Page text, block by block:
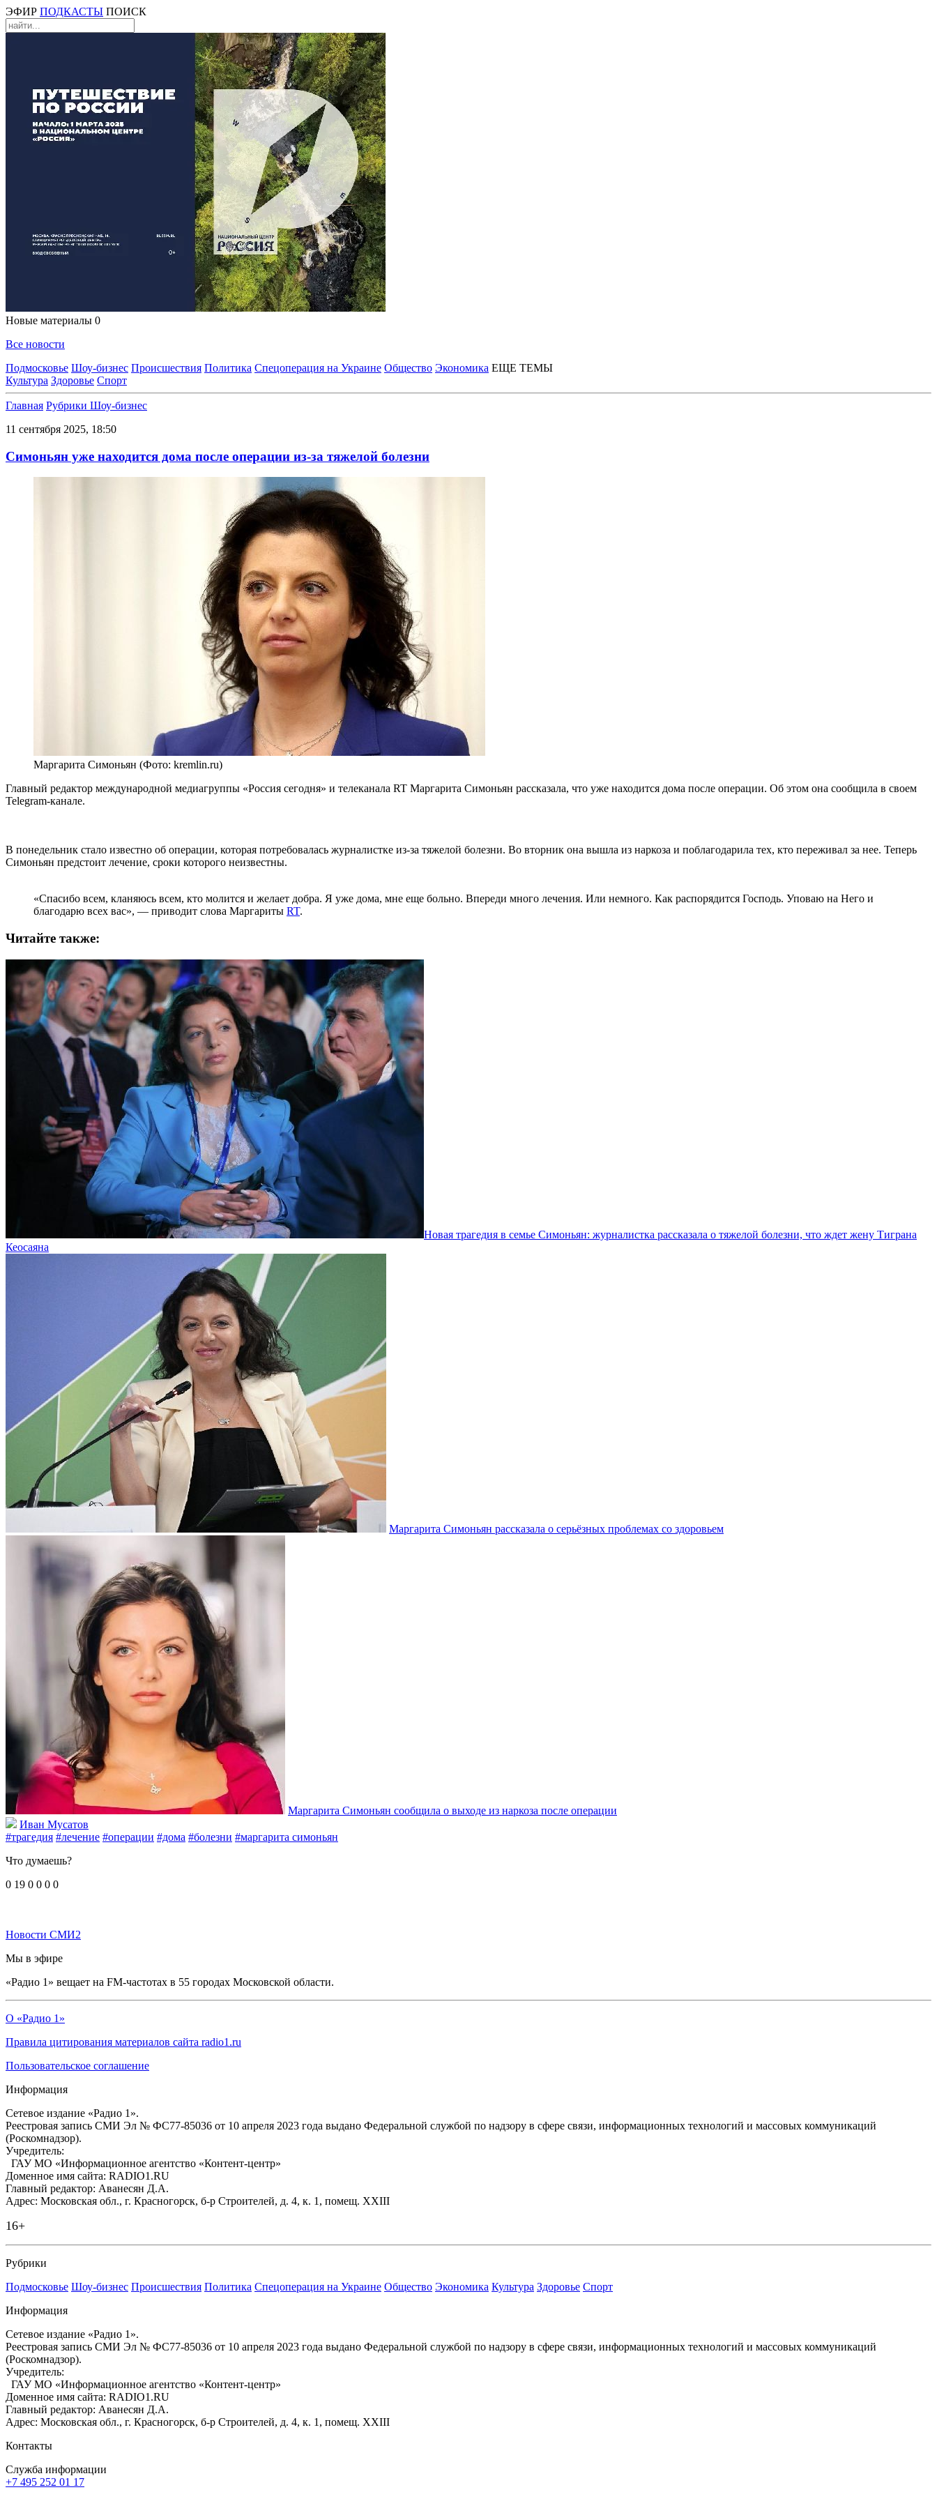
ЭФИР ПОДКАСТЫ ПОИСК
Новые материалы 0
Все новости
Подмосковье Шоу-бизнес Происшествия Политика Спецоперация на Украине Общество Экономика ЕЩЕ ТЕМЫ
Культура Здоровье Спорт
Главная Рубрики Шоу-бизнес
11 сентября 2025, 18:50
Симоньян уже находится дома после операции из-за тяжелой болезни
Маргарита Симоньян (Фото: kremlin.ru)
Главный редактор международной медиагруппы «Россия сегодня» и телеканала RT Маргарита Симоньян рассказала, что уже находится дома после операции. Об этом она сообщила в своем
Telegram-канале.
В понедельник стало известно об операции, которая потребовалась журналистке из-за тяжелой болезни. Во вторник она вышла из наркоза и поблагодарила тех, кто переживал за нее. Теперь
Симоньян предстоит лечение, сроки которого неизвестны.
«Спасибо всем, кланяюсь всем, кто молится и желает добра. Я уже дома, мне еще больно. Впереди много лечения. Или немного. Как распорядится Господь. Уповаю на Него и
благодарю всех вас», — приводит слова Маргариты RT.
Читайте также:
Новая трагедия в семье Симоньян: журналистка рассказала о тяжелой болезни, что ждет жену Тиграна
Кеосаяна
Маргарита Симоньян рассказала о серьёзных проблемах со здоровьем
Маргарита Симоньян сообщила о выходе из наркоза после операции
Иван Мусатов
#трагедия #лечение #операции #дома #болезни #маргарита симоньян
Что думаешь?
0 19 0 0 0 0
Новости СМИ2
Мы в эфире
«Радио 1» вещает на FM-частотах в 55 городах Московской области.
О «Радио 1»
Правила цитирования материалов сайта radio1.ru
Пользовательское соглашение
Информация
Сетевое издание «Радио 1».
Реестровая запись СМИ Эл № ФС77-85036 от 10 апреля 2023 года выдано Федеральной службой по надзору в сфере связи, информационных технологий и массовых коммуникаций
(Роскомнадзор).
Учредитель:
ГАУ МО «Информационное агентство «Контент-центр»
Доменное имя сайта: RADIO1.RU
Главный редактор: Аванесян Д.А.
Адрес: Московская обл., г. Красногорск, б-р Строителей, д. 4, к. 1, помещ. XXIII
16+
Рубрики
Подмосковье Шоу-бизнес Происшествия Политика Спецоперация на Украине Общество Экономика Культура Здоровье Спорт
Информация
Сетевое издание «Радио 1».
Реестровая запись СМИ Эл № ФС77-85036 от 10 апреля 2023 года выдано Федеральной службой по надзору в сфере связи, информационных технологий и массовых коммуникаций
(Роскомнадзор).
Учредитель:
ГАУ МО «Информационное агентство «Контент-центр»
Доменное имя сайта: RADIO1.RU
Главный редактор: Аванесян Д.А.
Адрес: Московская обл., г. Красногорск, б-р Строителей, д. 4, к. 1, помещ. XXIII
Контакты
Служба информации
+7 495 252 01 17